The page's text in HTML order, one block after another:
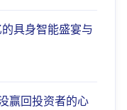
具身智能盛宴与
赢回投资者的心